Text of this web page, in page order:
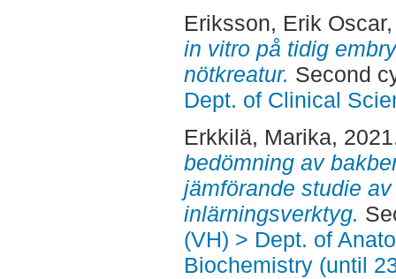
Eriksson, Erik Oscar
in vitro på tidig
nötkreatur. Second
Dept. of Clinical
Erkkilä, Marika,
bedömning av
jämförande studie
inlärningsverktyg.
(VH) > Dept. of
Biochemistry (until